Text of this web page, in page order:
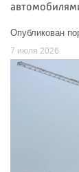
Опубликован
7 июля 2026